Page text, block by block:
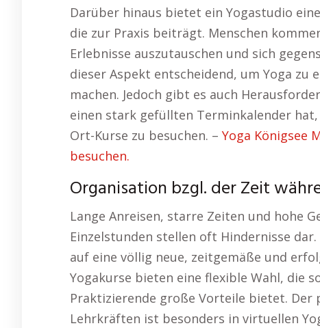
Darüber hinaus bietet ein Yogastudio
die zur Praxis beiträgt. Menschen
Erlebnisse auszutauschen und sich
dieser Aspekt entscheidend, um Yoga
machen. Jedoch gibt es auch
einen stark gefüllten Terminkalender
Ort-Kurse zu besuchen. – Yoga Königsee
besuchen.
Organisation bzgl. der Zeit
Lange Anreisen, starre Zeiten und hohe
Einzelstunden stellen oft Hindernisse
auf eine völlig neue, zeitgemäße und
Yogakurse bieten eine flexible Wahl, die
Praktizierende große Vorteile bietet. Der
Lehrkräften ist besonders in virtuellen